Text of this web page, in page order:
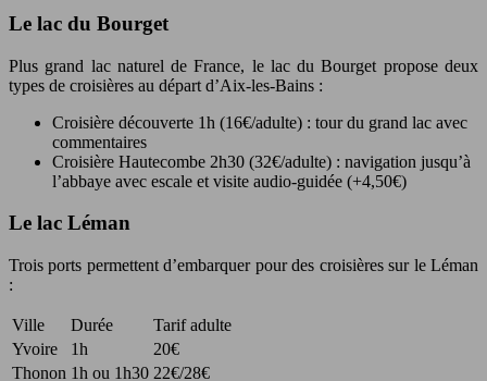
Le lac du Bourget
Plus grand lac naturel de France, le lac du Bourget propose deux
types de croisières au départ d’Aix-les-Bains :
Croisière découverte 1h (16€/adulte) : tour du grand lac avec
commentaires
Croisière Hautecombe 2h30 (32€/adulte) : navigation jusqu’à
l’abbaye avec escale et visite audio-guidée (+4,50€)
Le lac Léman
Trois ports permettent d’embarquer pour des croisières sur le Léman
:
Ville Durée
Tarif adulte
Yvoire
1h
20€
Thonon 1h ou 1h30 22€/28€